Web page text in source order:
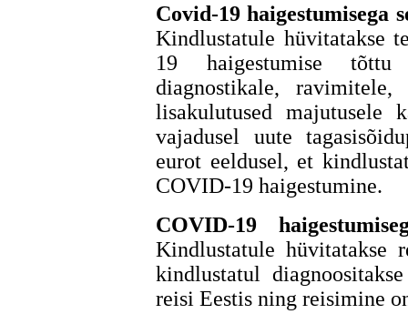
Covid-19 haigestumisega
Kindlustatule hüvitatakse
19 haigestumise
diagnostikale, ravimitele,
lisakulutused majutusele
vajadusel uute
eurot eeldusel, et
COVID-19 haigestumine.
COVID-19
Kindlustatule hüvitatakse
kindlustatul
reisi Eestis ning reisimine